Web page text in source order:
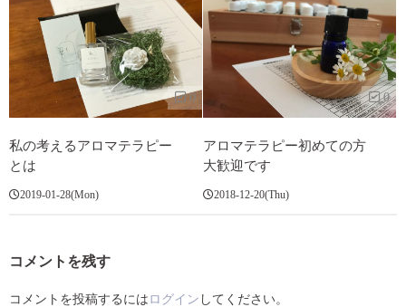
0
私の考えるアロマテラピー
とは
2019-01-28(Mon)
0
アロマテラピー初めての方
大歓迎です
2018-12-20(Thu)
コメントを残す
コメントを投稿するには ログイン してください。